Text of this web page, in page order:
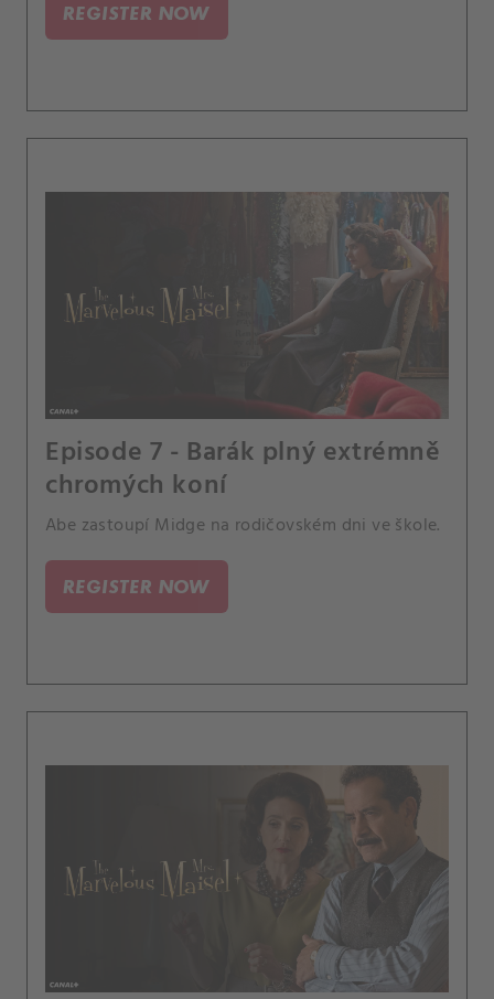
REGISTER NOW
Episode 7 - Barák plný extrémně
chromých koní
Abe zastoupí Midge na rodičovském dni ve škole.
REGISTER NOW